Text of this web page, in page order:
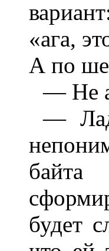
«ага,
А по
— Не
—
байта
будет